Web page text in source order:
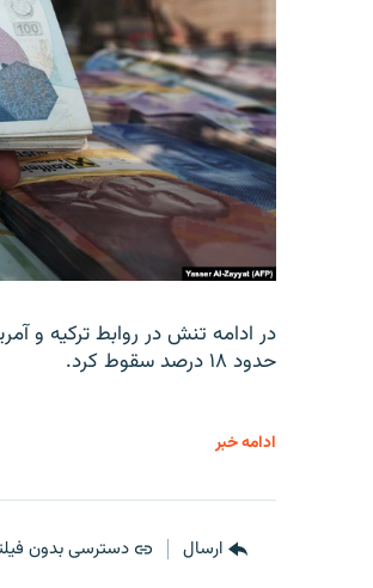
در ادامه تنش در روابط ترکیه و
حدود ۱۸ درصد سقوط کرد.
ادامه خبر
ارسال دسترسی بدون